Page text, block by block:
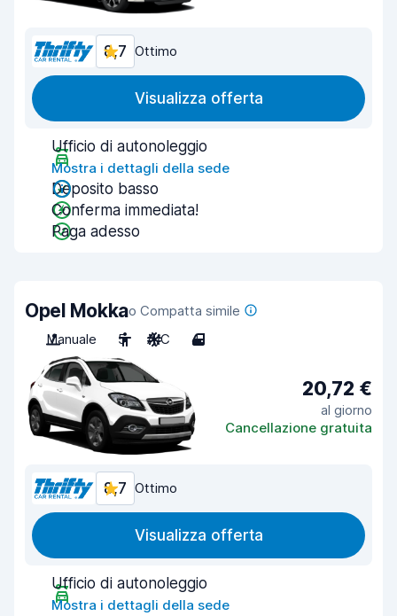
8,7 Ottimo
Visualizza offerta
Ufficio di autonoleggio
Mostra i dettagli della sede
Deposito basso
Conferma immediata!
Paga adesso
Opel Mokkao Compatta simile
Manuale
5 A/C 4
20,72 €
al giorno
Cancellazione gratuita
8,7 Ottimo
Visualizza offerta
Ufficio di autonoleggio
Mostra i dettagli della sede